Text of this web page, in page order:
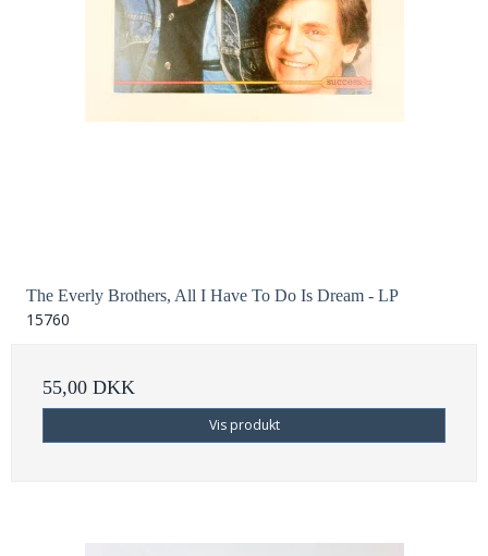
The Everly Brothers, All I Have To Do Is Dream - LP
15760
55,00 DKK
Vis produkt